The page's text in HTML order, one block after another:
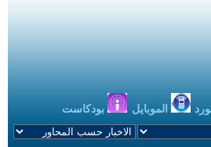
الموبايل بودكاست